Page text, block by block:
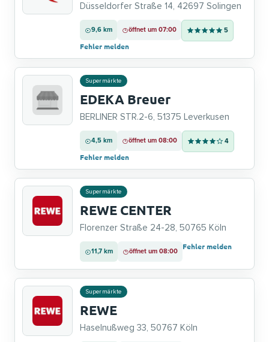
Düsseldorfer Straße 14, 42697 Solingen
9,6 km öffnet um 07:00 5
Fehler melden
Supermärkte
EDEKA Breuer
BERLINER STR.2-6, 51375 Leverkusen
4,5 km öffnet um 08:00 4
Fehler melden
Supermärkte
REWE CENTER
Florenzer Straße 24-28, 50765 Köln
11,7 km öffnet um 08:00
Fehler melden
Supermärkte
REWE
Haselnußweg 33, 50767 Köln